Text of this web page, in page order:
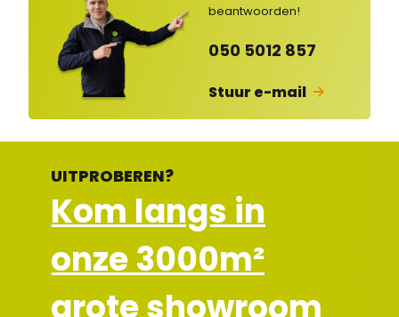
en
beantwoorden!
050 5012 857
Stuur e-mail
UITPROBEREN?
Kom langs in
onze 3000m²